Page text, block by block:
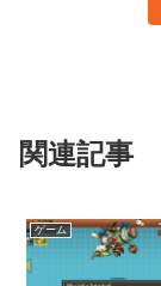
関連記事
ゲーム